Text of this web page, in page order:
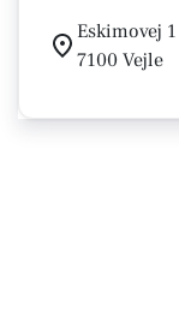
Eskimovej 1
7100 Vejle